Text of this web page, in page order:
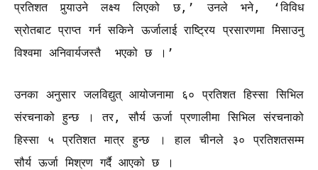
प्रतिशत पुर्‍याउने लक्ष्य लिएको छ,’ उनले भने, ‘विविध
स्रोतबाट प्राप्त गर्न सकिने ऊर्जालाई राष्ट्रिय प्रसारणमा मिसाउनु
विश्वमा अनिवार्यजस्तै भएको छ ।’
उनका अनुसार जलविद्युत् आयोजनामा ६० प्रतिशत हिस्सा सिभिल
संरचनाको हुन्छ । तर, सौर्य ऊर्जा प्रणालीमा सिभिल संरचनाको
हिस्सा ५ प्रतिशत मात्र हुन्छ । हाल चीनले ३० प्रतिशतसम्म
सौर्य ऊर्जा मिश्रण गर्दै आएको छ ।